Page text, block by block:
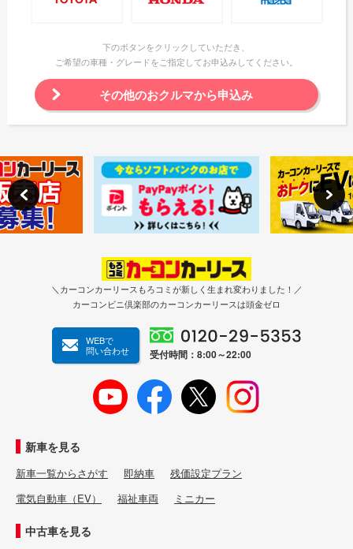
下のボタンをクリックしていただき、
ご希望の車種・グレードをご指定してお申込みしてください。
その他のおクルマから申込み
＼カーコンカーリースもろコミが新しく生まれ変わりました！／
カーコンビニ倶楽部のカーコンカーリースは頭金ゼロ
WEBで
問い合わせ
受付時間：8:00～22:00
新車を見る
新車一覧からさがす 即納車
残価設定プラン
電気自動車（EV）
福祉車両 ミニカー
中古車を見る